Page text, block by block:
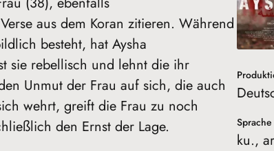
aus dem Koran zitieren. Während
besteht, hat Aysha
sie rebellisch und lehnt die ihr
Unmut der Frau auf sich, die auch
wehrt, greift die Frau zu noch
den Ernst der Lage.
Sprache
ku.,